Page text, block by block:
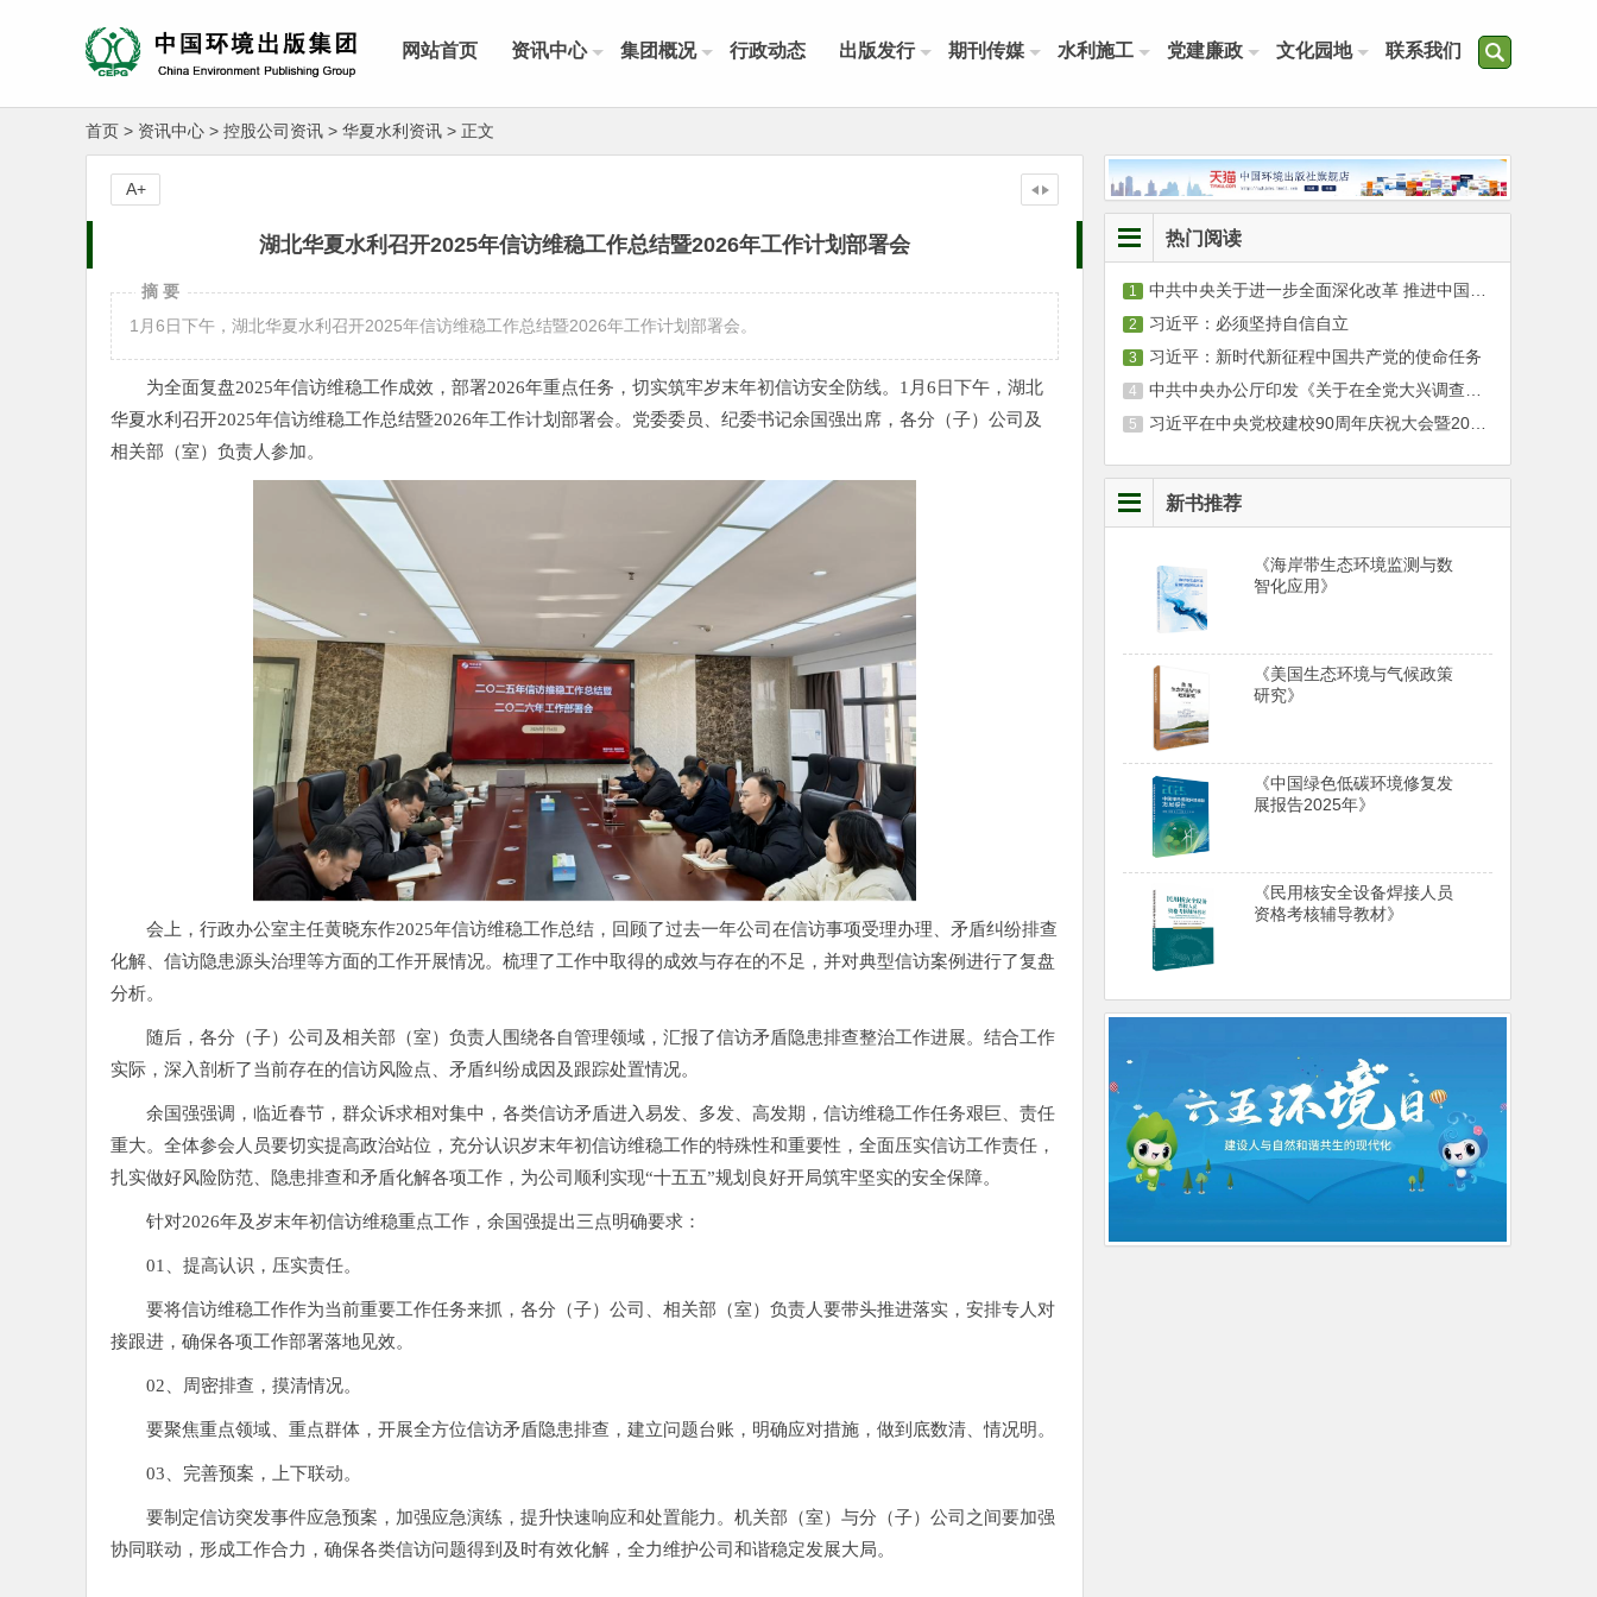
网站首页 资讯中心 集团概况 行政动态 出版发行 期刊传媒 水利施工 党建廉政 文化园地 联系我们
首页 > 资讯中心 > 控股公司资讯 > 华夏水利资讯 > 正文
A+
湖北华夏水利召开2025年信访维稳工作总结暨2026年工作计划部署会
摘 要
1月6日下午，湖北华夏水利召开2025年信访维稳工作总结暨2026年工作计划部署会。
为全面复盘2025年信访维稳工作成效，部署2026年重点任务，切实筑牢岁末年初信访安全防线。1月6日下午，湖北
华夏水利召开2025年信访维稳工作总结暨2026年工作计划部署会。党委委员、纪委书记余国强出席，各分（子）公司及
相关部（室）负责人参加。
会上，行政办公室主任黄晓东作2025年信访维稳工作总结，回顾了过去一年公司在信访事项受理办理、矛盾纠纷排查
化解、信访隐患源头治理等方面的工作开展情况。梳理了工作中取得的成效与存在的不足，并对典型信访案例进行了复盘
分析。
随后，各分（子）公司及相关部（室）负责人围绕各自管理领域，汇报了信访矛盾隐患排查整治工作进展。结合工作
实际，深入剖析了当前存在的信访风险点、矛盾纠纷成因及跟踪处置情况。
余国强强调，临近春节，群众诉求相对集中，各类信访矛盾进入易发、多发、高发期，信访维稳工作任务艰巨、责任
重大。全体参会人员要切实提高政治站位，充分认识岁末年初信访维稳工作的特殊性和重要性，全面压实信访工作责任，
扎实做好风险防范、隐患排查和矛盾化解各项工作，为公司顺利实现“十五五”规划良好开局筑牢坚实的安全保障。
针对2026年及岁末年初信访维稳重点工作，余国强提出三点明确要求：
01、提高认识，压实责任。
要将信访维稳工作作为当前重要工作任务来抓，各分（子）公司、相关部（室）负责人要带头推进落实，安排专人对
接跟进，确保各项工作部署落地见效。
02、周密排查，摸清情况。
要聚焦重点领域、重点群体，开展全方位信访矛盾隐患排查，建立问题台账，明确应对措施，做到底数清、情况明。
03、完善预案，上下联动。
要制定信访突发事件应急预案，加强应急演练，提升快速响应和处置能力。机关部（室）与分（子）公司之间要加强
协同联动，形成工作合力，确保各类信访问题得到及时有效化解，全力维护公司和谐稳定发展大局。
热门阅读
中共中央关于进一步全面深化改革 推进中国式现代化的决定
习近平：必须坚持自信自立
习近平：新时代新征程中国共产党的使命任务
中共中央办公厅印发《关于在全党大兴调查研究的工作方案》
习近平在中央党校建校90周年庆祝大会暨2023年春季学期开学典礼上发表重要讲话
新书推荐
《海岸带生态环境监测与数
智化应用》
《美国生态环境与气候政策
研究》
《中国绿色低碳环境修复发
展报告2025年》
《民用核安全设备焊接人员
资格考核辅导教材》